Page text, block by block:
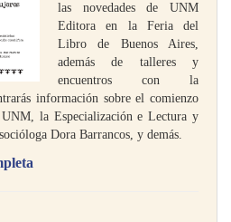
las novedades de UNM
Editora en la Feria del
Libro de Buenos Aires,
además de talleres y
encuentros con la
información sobre el comienzo
la Especialización e Lectura y
Dora Barrancos, y demás.